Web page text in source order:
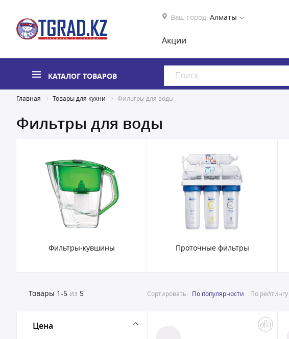
Ваш город: Алматы
Акции
КАТАЛОГ ТОВАРОВ
Главная Товары для кухни Фильтры для воды
Фильтры для воды
Фильтры-кувшины Проточные фильтры
Товары 1-5 из 5 Сортировать: По популярности По рейтингу
Цена